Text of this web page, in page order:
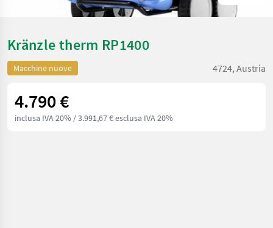
Kränzle therm RP1400
Macchine nuove 4724, Austria
4.790 €
inclusa IVA 20% / 3.991,67 € esclusa IVA 20%